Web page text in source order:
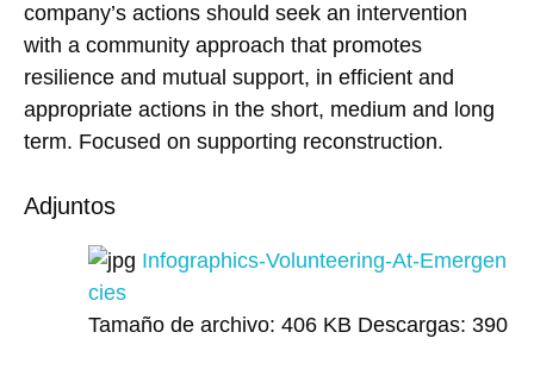
company’s actions should seek an intervention
with a community approach that promotes
resilience and mutual support, in efficient and
appropriate actions in the short, medium and long
term. Focused on supporting reconstruction.
Adjuntos
Infographics-Volunteering-At-Emergen
cies
Tamaño de archivo: 406 KB Descargas: 390